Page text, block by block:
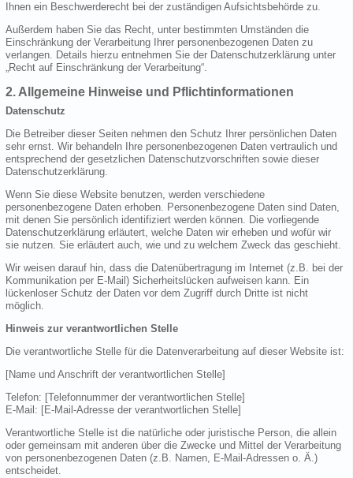
Ihnen ein Beschwerderecht bei der zuständigen Aufsichtsbehörde zu.
Außerdem haben Sie das Recht, unter bestimmten Umständen die
Einschränkung der Verarbeitung Ihrer personenbezogenen Daten zu
verlangen. Details hierzu entnehmen Sie der Datenschutzerklärung unter
„Recht auf Einschränkung der Verarbeitung“.
2. Allgemeine Hinweise und Pflichtinformationen
Datenschutz
Die Betreiber dieser Seiten nehmen den Schutz Ihrer persönlichen Daten
sehr ernst. Wir behandeln Ihre personenbezogenen Daten vertraulich und
entsprechend der gesetzlichen Datenschutzvorschriften sowie dieser
Datenschutzerklärung.
Wenn Sie diese Website benutzen, werden verschiedene
personenbezogene Daten erhoben. Personenbezogene Daten sind Daten,
mit denen Sie persönlich identifiziert werden können. Die vorliegende
Datenschutzerklärung erläutert, welche Daten wir erheben und wofür wir
sie nutzen. Sie erläutert auch, wie und zu welchem Zweck das geschieht.
Wir weisen darauf hin, dass die Datenübertragung im Internet (z.B. bei der
Kommunikation per E-Mail) Sicherheitslücken aufweisen kann. Ein
lückenloser Schutz der Daten vor dem Zugriff durch Dritte ist nicht
möglich.
Hinweis zur verantwortlichen Stelle
Die verantwortliche Stelle für die Datenverarbeitung auf dieser Website ist:
[Name und Anschrift der verantwortlichen Stelle]
Telefon: [Telefonnummer der verantwortlichen Stelle]
E-Mail: [E-Mail-Adresse der verantwortlichen Stelle]
Verantwortliche Stelle ist die natürliche oder juristische Person, die allein
oder gemeinsam mit anderen über die Zwecke und Mittel der Verarbeitung
von personenbezogenen Daten (z.B. Namen, E-Mail-Adressen o. Ä.)
entscheidet.